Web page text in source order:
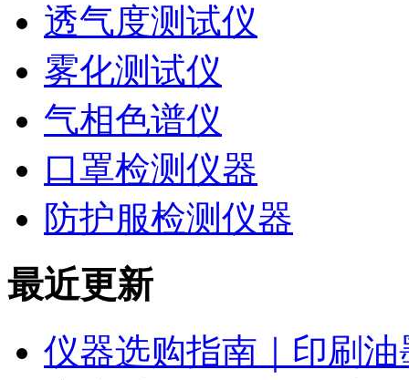
透气度测试仪
雾化测试仪
气相色谱仪
口罩检测仪器
防护服检测仪器
最近更新
仪器选购指南｜印刷